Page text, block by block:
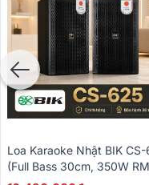
Loa Karaoke Nhật BIK
(Full Bass 30cm, 350W